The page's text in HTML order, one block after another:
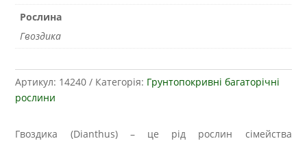
Рослина
Гвоздика
Артикул: 14240 Категорія: Грунтопокривні багаторічні
рослини
Гвоздика (Dianthus) – це рід рослин сімейства